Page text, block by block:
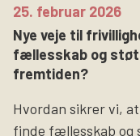
25. februar 2026
Nye veje til
fællesskab og
fremtiden?
Hvordan sikrer vi,
finde fællesskab og